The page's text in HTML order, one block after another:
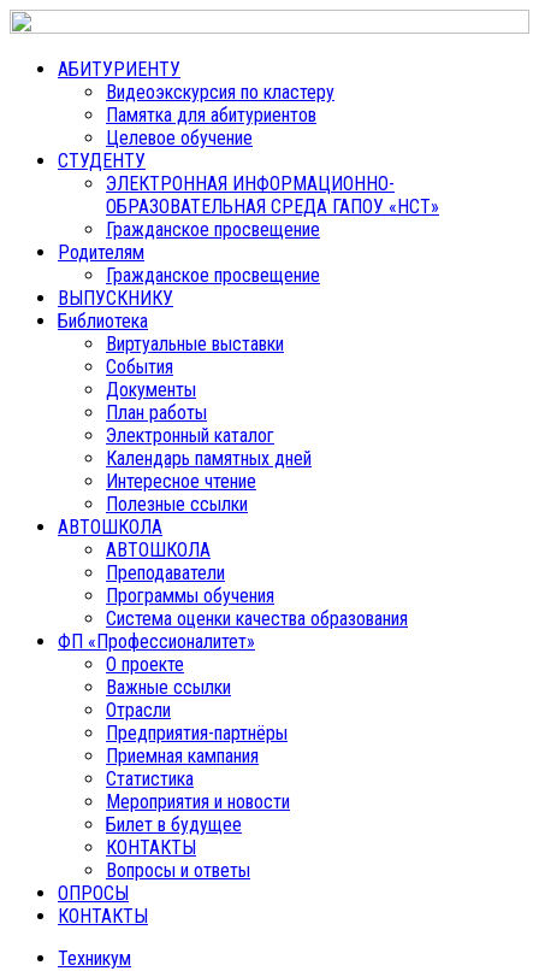
АБИТУРИЕНТУ
Видеоэкскурсия по кластеру
Памятка для абитуриентов
Целевое обучение
СТУДЕНТУ
ЭЛЕКТРОННАЯ ИНФОРМАЦИОННО-
ОБРАЗОВАТЕЛЬНАЯ СРЕДА ГАПОУ «НСТ»
Гражданское просвещение
Родителям
Гражданское просвещение
ВЫПУСКНИКУ
Библиотека
Виртуальные выставки
События
Документы
План работы
Электронный каталог
Календарь памятных дней
Интересное чтение
Полезные ссылки
АВТОШКОЛА
АВТОШКОЛА
Преподаватели
Программы обучения
Система оценки качества образования
ФП «Профессионалитет»
О проекте
Важные ссылки
Отрасли
Предприятия-партнёры
Приемная кампания
Статистика
Мероприятия и новости
Билет в будущее
КОНТАКТЫ
Вопросы и ответы
ОПРОСЫ
КОНТАКТЫ
Техникум